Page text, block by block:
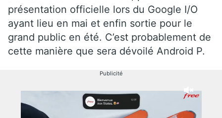
présentation officielle lors du Google I/O
ayant lieu en mai et enfin sortie pour le
grand public en été. C’est probablement de
cette manière que sera dévoilé Android P.
Publicité